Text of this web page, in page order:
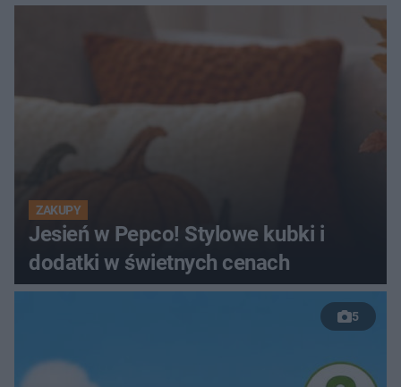
ZAKUPY
Jesień w Pepco! Stylowe kubki i
dodatki w świetnych cenach
5